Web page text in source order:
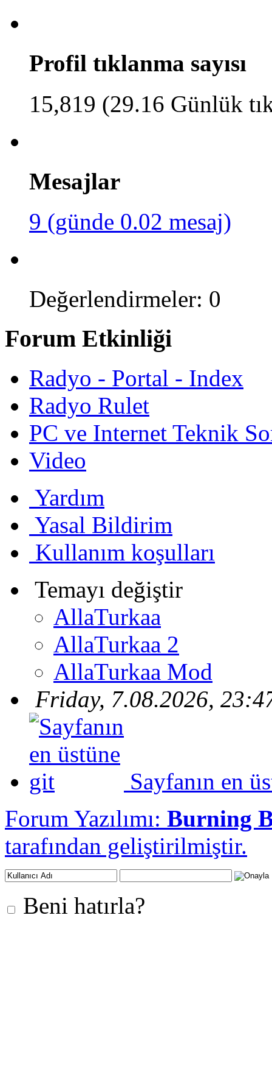
Profil tıklanma sayısı
15,819 (29.16 Günlük
Mesajlar
9 (günde 0.02 mesaj)
Değerlendirmeler: 0
Forum Etkinliği
Radyo - Portal - Index
Radyo Rulet
PC ve Internet Teknik
Video
Yardım
Yasal Bildirim
Kullanım koşulları
Temayı değiştir
AllaTurkaa
AllaTurkaa 2
AllaTurkaa Mod
Friday, 7.08.2026,
Sayfanın en
Forum Yazılımı: Burning
tarafından geliştirilmiştir.
Beni hatırla?